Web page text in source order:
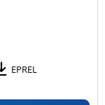
EPREL